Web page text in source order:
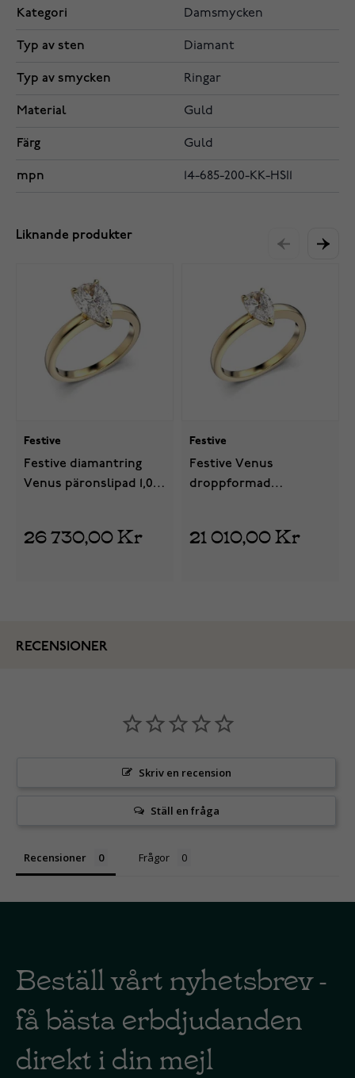
Kategori Damsmycken
Typ av sten Diamant
Typ av smycken Ringar
Material Guld
Färg Guld
mpn 14-685-200-KK-HSI1
Liknande produkter
Festive
Festive diamantring
Venus päronslipad 1,00
26 730,00 Kr
Festive
Festive Venus
droppformad
21 010,00 Kr
RECENSIONER
Skriv en recension
Ställ en fråga
Recensioner Frågor
Beställ vårt nyhetsbrev -
få bästa erbdjudanden
direkt i din mejl